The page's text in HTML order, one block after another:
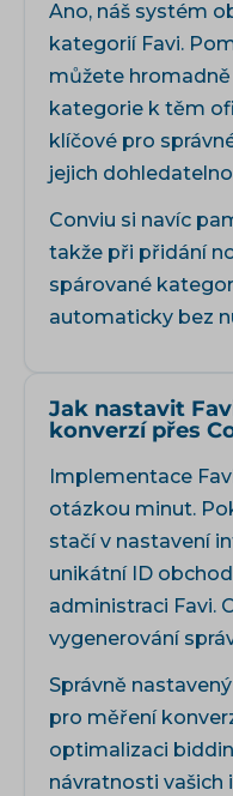
Ano, náš systém
kategorií Favi.
můžete
kategorie k těm
klíčové pro
jejich
Conviu si navíc
takže při přidání
spárované
automaticky bez
Jak nastavit
konverzí přes
Implementace
otázkou minut.
stačí v nastavení
unikátní ID
administraci Favi.
vygenerování
Správně
pro měření
optimalizaci
návratnosti vašich